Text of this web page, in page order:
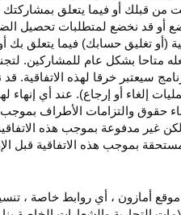
من قبلك أو فيما يتعلق
أو قد نخضع لمتطلبات تحصيل
(أو تغليق حسابك) فيما
متاحا بشكل عام للمشاركين.
محدد في سياسات البرنامج سيعتبر خرقا
إلغاء أو إرجاع). عند أي إنهاء
حقوق والتزامات الأطراف بموجب
غير مدفوعة بموجب هذه
بموجب هذه الاتفاقية قبل
أمازون ، أي روابط خاصة ،